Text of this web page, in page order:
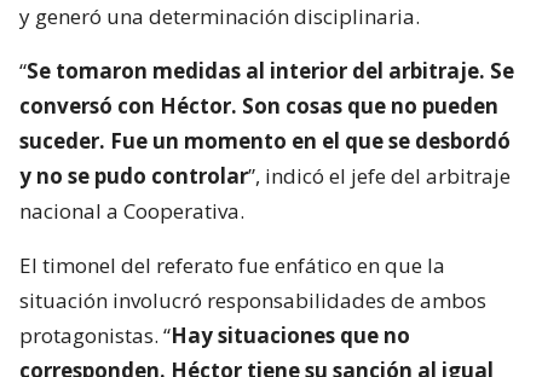
y generó una determinación disciplinaria.
“Se tomaron medidas al interior del arbitraje. Se
conversó con Héctor. Son cosas que no pueden
suceder. Fue un momento en el que se desbordó
y no se pudo controlar”, indicó el jefe del arbitraje
nacional a Cooperativa.
El timonel del referato fue enfático en que la
situación involucró responsabilidades de ambos
protagonistas. “Hay situaciones que no
corresponden. Héctor tiene su sanción al igual